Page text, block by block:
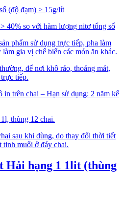
(độ đạm) > 15g/lít
40% so với hàm lượng nitơ tổng số
phẩm sử dụng trực tiếp, pha làm
gia vị chế biến các món ăn khác.
để nơi khô ráo, thoáng mát,
trực tiếp.
in trên chai – Hạn sử dụng: 2 năm kể
thùng 12 chai.
sau khi dùng, do thay đổi thời tiết
tinh muối ở đáy chai.
Hải hạng 1 1lit (thùng